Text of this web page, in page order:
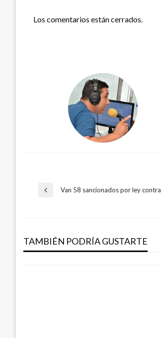
Los comentarios están cerrados.
Navegación
entradas
Entrada
Van 58 sancionados por ley
TAMBIÉN PODRÍA GUSTARTE
Niegan libertad al coronel
Geovany Quintero Gómez martes